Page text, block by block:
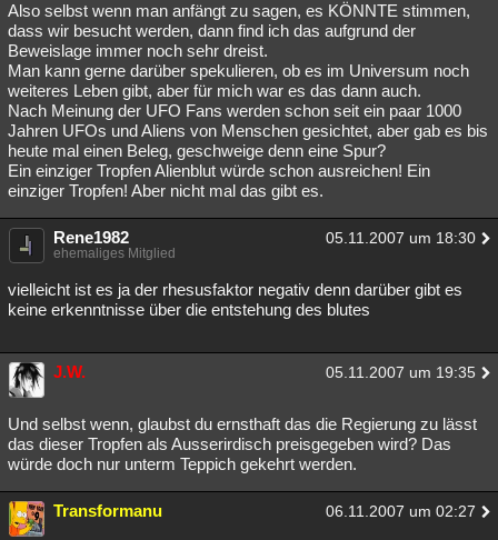
Also selbst wenn man anfängt zu sagen, es KÖNNTE stimmen,
dass wir besucht werden, dann find ich das aufgrund der
Beweislage immer noch sehr dreist.
Man kann gerne darüber spekulieren, ob es im Universum noch
weiteres Leben gibt, aber für mich war es das dann auch.
Nach Meinung der UFO Fans werden schon seit ein paar 1000
Jahren UFOs und Aliens von Menschen gesichtet, aber gab es bis
heute mal einen Beleg, geschweige denn eine Spur?
Ein einziger Tropfen Alienblut würde schon ausreichen! Ein
einziger Tropfen! Aber nicht mal das gibt es.
Rene1982 05.11.2007 um 18:30
ehemaliges Mitglied
vielleicht ist es ja der rhesusfaktor negativ denn darüber gibt es
keine erkenntnisse über die entstehung des blutes
J.W. 05.11.2007 um 19:35
Und selbst wenn, glaubst du ernsthaft das die Regierung zu lässt
das dieser Tropfen als Ausserirdisch preisgegeben wird? Das
würde doch nur unterm Teppich gekehrt werden.
Transformanu 06.11.2007 um 02:27